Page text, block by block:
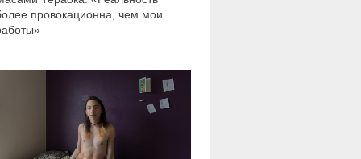
провокационна, чем мои